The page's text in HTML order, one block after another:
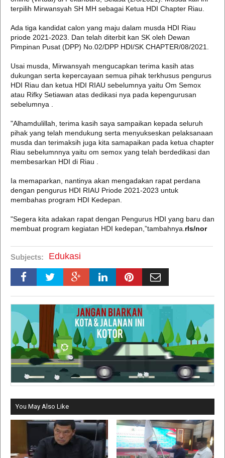
terpilih Mirwansyah SH MH sebagai Ketua HDI Chapter Riau.
Ada tiga kandidat calon yang maju dalam musda HDI Riau
priode 2021-2023. Dan telah diterbit kan SK oleh Dewan
Pimpinan Pusat (DPP) No.02/DPP HDI/SK CHAPTER/08/2021.
Usai musda, Mirwansyah mengucapkan terima kasih atas
dukungan serta kepercayaan semua pihak terkhusus pengurus
HDI Riau dan ketua HDI RIAU sebelumnya yaitu Om Semox
atau Rifky Setiawan atas dedikasi nya pada kepengurusan
sebelumnya .
"Alhamdulillah, terima kasih saya sampaikan kepada seluruh
pihak yang telah mendukung serta menyukseskan pelaksanaan
musda dan terimaksih juga kita samapaikan pada ketua chapter
Riau sebelumnnya yaitu om semox yang telah berdedikasi dan
membesarkan HDI di Riau .
Ia memaparkan, nantinya akan mengadakan rapat perdana
dengan pengurus HDI RIAU Priode 2021-2023 untuk
membahas program HDI Kedepan.
"Segera kita adakan rapat dengan Pengurus HDI yang baru dan
membuat program kegiatan HDI kedepan,”tambahnya. rls/nor
Subjects: Edukasi
You May Also Like